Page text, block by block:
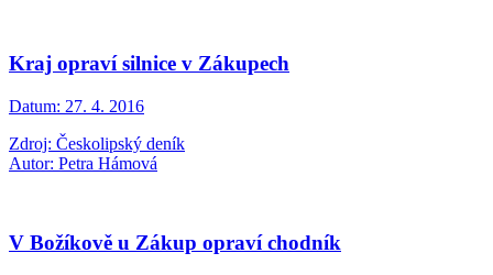
Kraj opraví silnice v Zákupech
Datum: 27. 4. 2016
Zdroj: Českolipský deník
Autor: Petra Hámová
V Božíkově u Zákup opraví chodník